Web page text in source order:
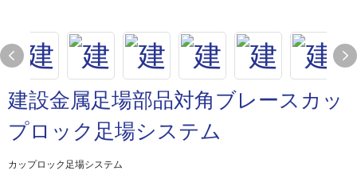
建設金属足場部品対角ブレースカッ
プロック足場システム
カップロック足場システム